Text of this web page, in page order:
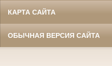
КАРТА САЙТА
ОБЫЧНАЯ ВЕРСИЯ САЙТА